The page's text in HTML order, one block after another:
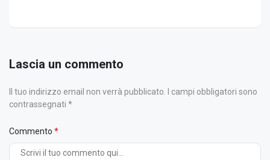
Lascia un commento
Il tuo indirizzo email non verrà pubblicato. I campi obbligatori sono
contrassegnati *
Commento